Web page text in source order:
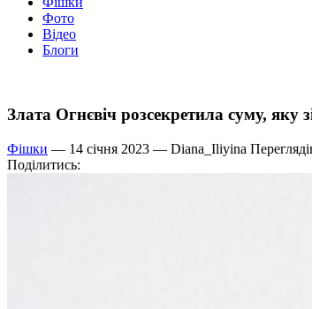
Фото
Відео
Блоги
Злата Огнєвіч розсекретила суму, яку
Фішки — 14 січня 2023 — Diana_Iliyina
Поділитись: